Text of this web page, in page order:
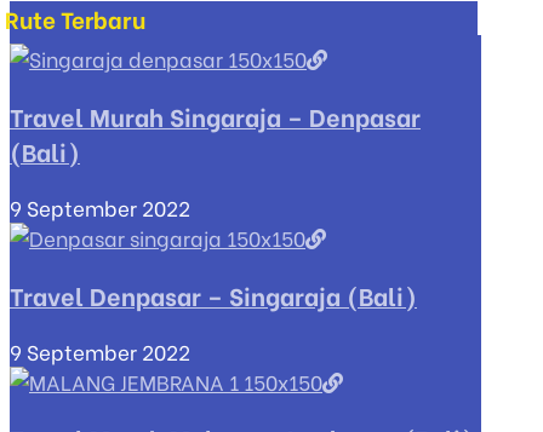
Rute Terbaru
Travel Murah Singaraja – Denpasar
(Bali)
9 September 2022
Travel Denpasar – Singaraja (Bali)
9 September 2022